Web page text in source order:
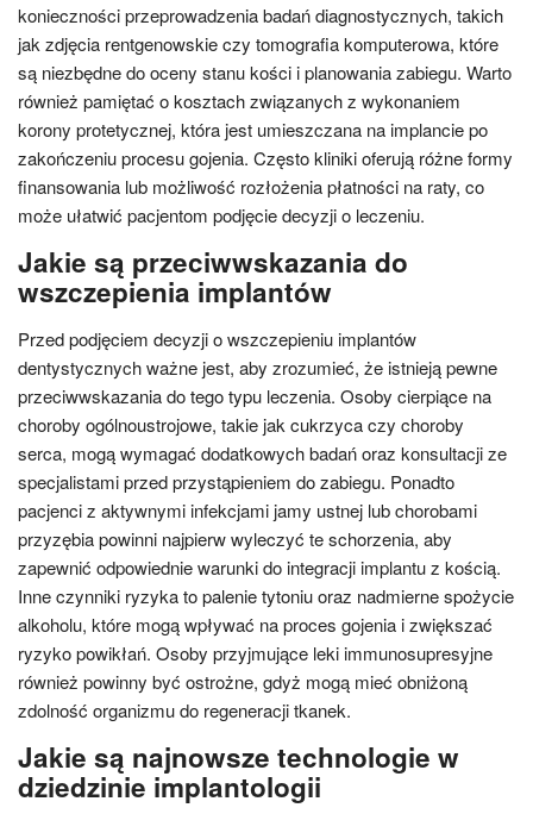
konieczności przeprowadzenia badań diagnostycznych, takich
jak zdjęcia rentgenowskie czy tomografia komputerowa, które
są niezbędne do oceny stanu kości i planowania zabiegu. Warto
również pamiętać o kosztach związanych z wykonaniem
korony protetycznej, która jest umieszczana na implancie po
zakończeniu procesu gojenia. Często kliniki oferują różne formy
finansowania lub możliwość rozłożenia płatności na raty, co
może ułatwić pacjentom podjęcie decyzji o leczeniu.
Jakie są przeciwwskazania do
wszczepienia implantów
Przed podjęciem decyzji o wszczepieniu implantów
dentystycznych ważne jest, aby zrozumieć, że istnieją pewne
przeciwwskazania do tego typu leczenia. Osoby cierpiące na
choroby ogólnoustrojowe, takie jak cukrzyca czy choroby
serca, mogą wymagać dodatkowych badań oraz konsultacji ze
specjalistami przed przystąpieniem do zabiegu. Ponadto
pacjenci z aktywnymi infekcjami jamy ustnej lub chorobami
przyzębia powinni najpierw wyleczyć te schorzenia, aby
zapewnić odpowiednie warunki do integracji implantu z kością.
Inne czynniki ryzyka to palenie tytoniu oraz nadmierne spożycie
alkoholu, które mogą wpływać na proces gojenia i zwiększać
ryzyko powikłań. Osoby przyjmujące leki immunosupresyjne
również powinny być ostrożne, gdyż mogą mieć obniżoną
zdolność organizmu do regeneracji tkanek.
Jakie są najnowsze technologie w
dziedzinie implantologii